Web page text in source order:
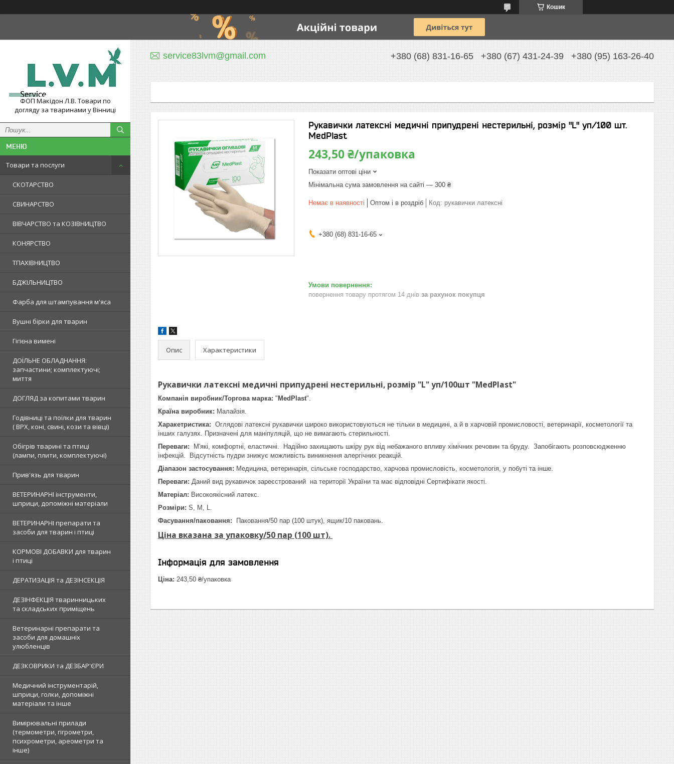
Кошик
ФОП Макідон Л.В. Товари по
догляду за тваринами у Вінниці
Товари та послуги
СКОТАРСТВО
СВИНАРСТВО
ВІВЧАРСТВО та КОЗІВНИЦТВО
КОНЯРСТВО
ТПАХІВНИЦТВО
БДЖІЛЬНИЦТВО
Фарба для штампування м'яса
Вушні бірки для тварин
Гігієна вимені
ДОЇЛЬНЕ ОБЛАДНАННЯ:
запчастини; комплектуючі;
миття
ДОГЛЯД за копитами тварин
Годівниці та поїлки для тварин
( ВРХ, коні, свині, кози та вівці)
Обігрів тварині та птиці
(лампи, плити, комплектуючі)
Прив'язь для тварин
ВЕТЕРИНАРНІ інструменти,
шприци, допоміжні матеріали
ВЕТЕРИНАРНІ препарати та
засоби для тварин і птиці
КОРМОВІ ДОБАВКИ для тварин
і птиці
ДЕРАТИЗАЦІЯ та ДЕЗІНСЕКЦІЯ
ДЕЗІНФЕКЦІЯ тваринницьких
та складських приміщень
Ветеринарні препарати та
засоби для домашніх
улюбленців
ДЕЗКОВРИКИ та ДЕЗБАР'ЄРИ
Медичний інструментарій,
шприци, голки, допоміжні
матеріали та інше
Вимірювальні прилади
(термометри, гігрометри,
психрометри, ареометри та
інше)
service83lvm@gmail.com +380 (68) 831-16-65 +380 (67) 431-24-39 +380 (95) 163-26-40
Рукавички латексні медичні припудрені нестерильні, розмір "L" уп/100 шт.
MedPlast
243,50 ₴/упаковка
Показати оптові ціни
Мінімальна сума замовлення на сайті — 300 ₴
Немає в наявності Оптом і в роздріб Код: рукавички латексні
+380 (68) 831-16-65
повернення товару протягом 14 днів за рахунок покупця
Опис Характеристики
Рукавички латексні медичні припудрені нестерильні, розмір "L" уп/100шт "MedPlast"
Компанія виробник/Торгова марка: " MedPlast".
Країна виробник: Малайзія.
Харакетристика: Оглядові латексні рукавички широко використовуються не тільки в медицині, а й в харчовій промисловості, ветеринарії, косметології та
інших галузях. Призначені для маніпуляцій, що не вимагають стерильності.
Переваги:
М'які, комфортні, еластичні. Надійно захищають шкіру рук від небажаного впливу хімічних речовин та бруду. Запобігають розповсюдженню
інфекцій. Відсутність пудри знижує можливість виникнення алергічних реакцій.
Діапазон застосування: Медицина, ветеринарія, сільське господарство, харчова промисловість, косметологія, у побуті та інше.
Переваги: Даний вид рукавичок зареєстрований на території України та має відповідні Сертифікати якості.
Матеріал: Високоякісний латекс.
Розміри: S, M, L.
Фасування/паковання: Паковання/50 пар (100 штук), ящик/10 паковань.
Ціна вказана за упаковку/50 пар (100 шт).
Інформація для замовлення
Ціна: 243,50 ₴/упаковка